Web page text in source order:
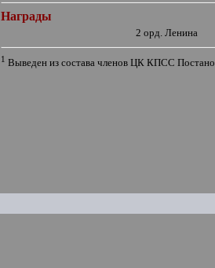
Награды
2 орд. Ленина
1 Выведен из состава членов ЦК КПСС